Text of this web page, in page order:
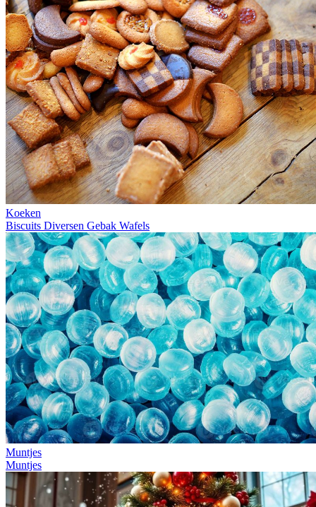
Koeken
Biscuits Diversen Gebak Wafels
Muntjes
Muntjes